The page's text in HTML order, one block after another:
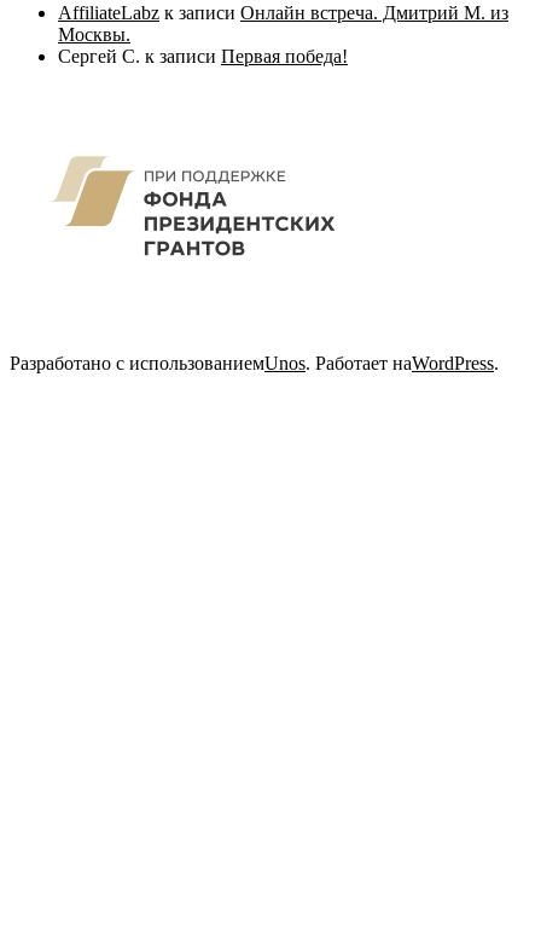
AffiliateLabz к записи Онлайн встреча. Дмитрий М. из
Москвы.
Сергей С. к записи Первая победа!
Разработано с использованиемUnos. Работает наWordPress.